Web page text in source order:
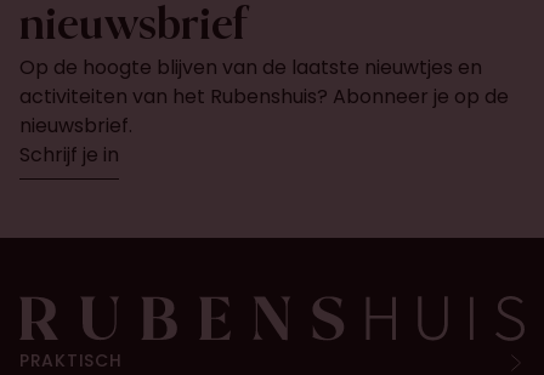
nieuwsbrief
Op de hoogte blijven van de laatste nieuwtjes en
activiteiten van het Rubenshuis? Abonneer je op de
nieuwsbrief.
Schrijf je in
PRAKTISCH